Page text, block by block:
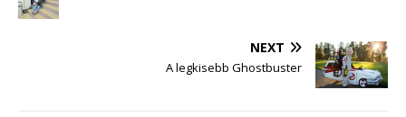
NEXT
A legkisebb Ghostbuster